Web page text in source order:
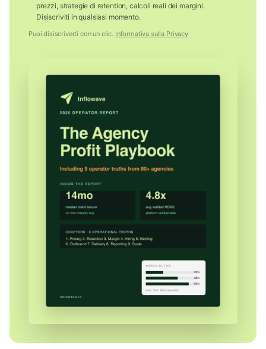
prezzi, strategie di retention, calcoli reali dei margini.
Disiscriviti in qualsiasi momento.
Puoi disiscriverti con un clic. Informativa sulla Privacy